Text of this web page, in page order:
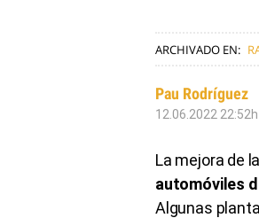
ARCHIVADO EN:
Pau Rodríguez
12.06.2022 22:52h
La mejora de
automóviles
Algunas